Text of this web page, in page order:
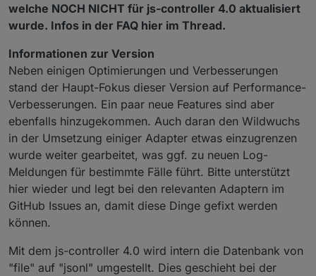
welche NOCH NICHT für js-controller 4.0 aktualisiert
wurde. Infos in der FAQ hier im Thread.
Informationen zur Version
Neben einigen Optimierungen und Verbesserungen
stand der Haupt-Fokus dieser Version auf Performance-
Verbesserungen. Ein paar neue Features sind aber
ebenfalls hinzugekommen. Auch daran den Wildwuchs
in der Umsetzung einiger Adapter etwas einzugrenzen
wurde weiter gearbeitet, was ggf. zu neuen Log-
Meldungen für bestimmte Fälle führt. Bitte unterstützt
hier wieder und legt bei den relevanten Adaptern im
GitHub Issues an, damit diese Dinge gefixt werden
können.
Mit dem js-controller 4.0 wird intern die Datenbank von
"file" auf "jsonl" umgestellt. Dies geschieht bei der